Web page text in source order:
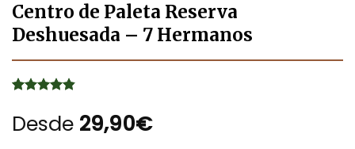
Centro de Paleta Reserva
Deshuesada – 7 Hermanos
con
de
5 en base
Desde 29,90€